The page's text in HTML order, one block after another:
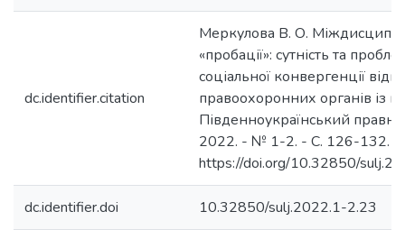
dc.identifier.citation
Меркулова В. О.
«пробації»: сутність та
соціальної конвергенції
правоохоронних органів із
Південноукраїнський
2022. - № 1-2. - С. 126-132.
https://doi.org/10.32850/
dc.identifier.doi 10.32850/sulj.2022.1-2.23